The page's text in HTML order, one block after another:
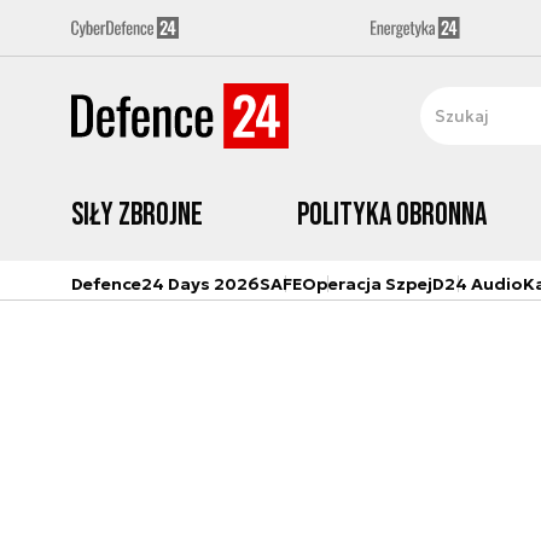
Siły zbrojne Polityka obronna
Defence24 Days 2026SAFEOperacja SzpejD24 Audio